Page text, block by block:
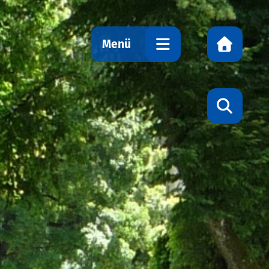
Menü
Rathaus
Bürgerinfo
Politik
Bauwesen
Soziales
Familien